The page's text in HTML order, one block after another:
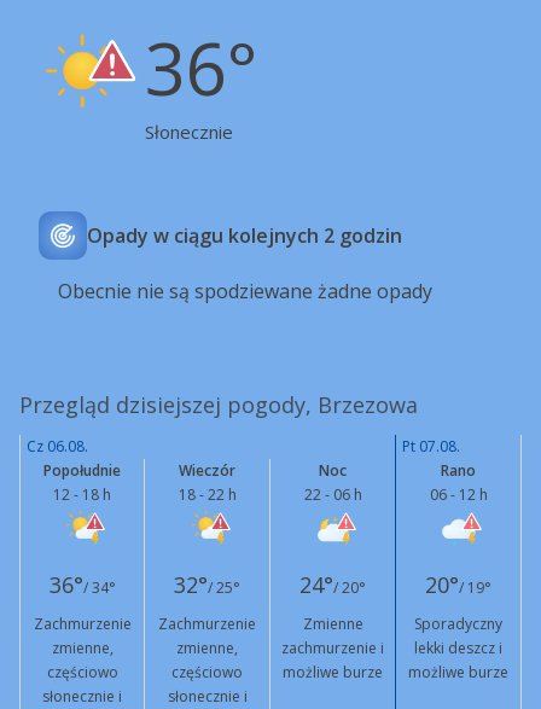
36°
Słonecznie
Opady w ciągu kolejnych 2 godzin
Obecnie nie są spodziewane żadne opady
Przegląd dzisiejszej pogody, Brzezowa
Cz 06.08.
Pt 07.08.
Popołudnie
12 - 18 h
Wieczór
18 - 22 h
Noc
22 - 06 h
Rano
06 - 12 h
36°/ 34° 32°/ 25° 24°/ 20° 20°/ 19°
Zachmurzenie
zmienne,
częściowo
słonecznie i
Zachmurzenie
zmienne,
częściowo
słonecznie i
Zmienne
zachmurzenie i
możliwe burze
Sporadyczny
lekki deszcz i
możliwe burze